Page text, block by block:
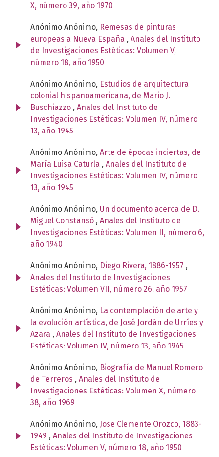
X, número 39, año 1970
Anónimo Anónimo, Remesas de pinturas
europeas a Nueva España , Anales del Instituto
de Investigaciones Estéticas: Volumen V,
número 18, año 1950
Anónimo Anónimo, Estudios de arquitectura
colonial hispanoamericana, de Mario J.
Buschiazzo , Anales del Instituto de
Investigaciones Estéticas: Volumen IV, número
13, año 1945
Anónimo Anónimo, Arte de épocas inciertas, de
María Luisa Caturla , Anales del Instituto de
Investigaciones Estéticas: Volumen IV, número
13, año 1945
Anónimo Anónimo, Un documento acerca de D.
Miguel Constansó , Anales del Instituto de
Investigaciones Estéticas: Volumen II, número 6,
año 1940
Anónimo Anónimo, Diego Rivera, 1886-1957 ,
Anales del Instituto de Investigaciones
Estéticas: Volumen VII, número 26, año 1957
Anónimo Anónimo, La contemplación de arte y
la evolución artística, de José Jordán de Urríes y
Azara , Anales del Instituto de Investigaciones
Estéticas: Volumen IV, número 13, año 1945
Anónimo Anónimo, Biografía de Manuel Romero
de Terreros , Anales del Instituto de
Investigaciones Estéticas: Volumen X, número
38, año 1969
Anónimo Anónimo, Jose Clemente Orozco, 1883-
1949 , Anales del Instituto de Investigaciones
Estéticas: Volumen V, número 18, año 1950